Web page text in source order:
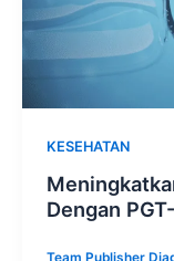
KESEHATAN
Dengan
Team Publisher